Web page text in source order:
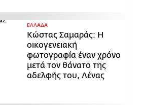
ΕΛΛΑΔΑ
Κώστας Σαμαράς: Η
οικογενειακή
φωτογραφία έναν χρόνο
μετά τον θάνατο της
αδελφής του, Λένας